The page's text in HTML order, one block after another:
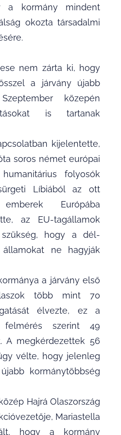
a kormány mindent
okozta társadalmi
nem zárta ki, hogy
a járvány újabb
közepén
is tartanak
kijelentette,
soros német európai
folyosók
Líbiából az ott
Európába
az EU-tagállamok
szükség, hogy a dél-
ne hagyják
a járvány első
több mint 70
élvezte, ez a
felmérés szerint 49
A megkérdezettek 56
vélte, hogy jelenleg
kormánytöbbség
Hajrá Olaszország
Mariastella
hogy a kormány